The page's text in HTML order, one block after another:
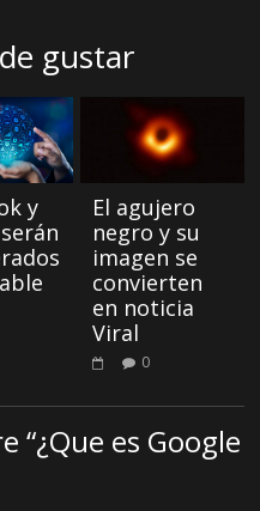
gustar
y
El agujero
negro y su
imagen se
convierten
en noticia
Viral
0
“¿Que es Google